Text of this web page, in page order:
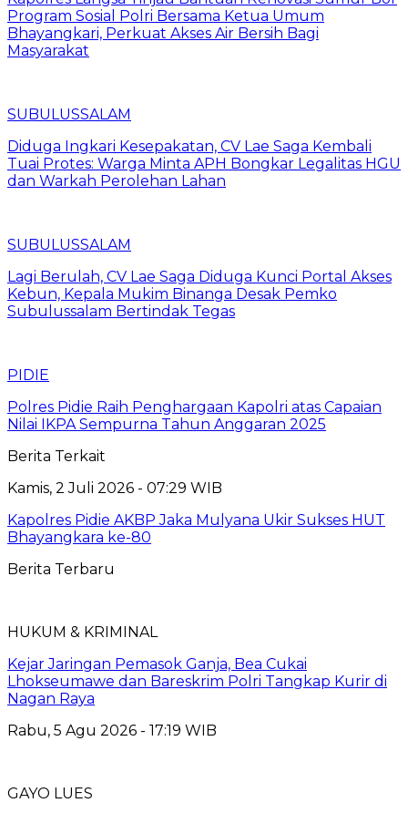
Program Sosial Polri Bersama Ketua Umum
Bhayangkari, Perkuat Akses Air Bersih Bagi
Masyarakat
SUBULUSSALAM
Diduga Ingkari Kesepakatan, CV Lae Saga Kembali
Tuai Protes: Warga Minta APH Bongkar Legalitas HGU
dan Warkah Perolehan Lahan
SUBULUSSALAM
Lagi Berulah, CV Lae Saga Diduga Kunci Portal Akses
Kebun, Kepala Mukim Binanga Desak Pemko
Subulussalam Bertindak Tegas
PIDIE
Polres Pidie Raih Penghargaan Kapolri atas Capaian
Nilai IKPA Sempurna Tahun Anggaran 2025
Berita Terkait
Kamis, 2 Juli 2026 - 07:29 WIB
Kapolres Pidie AKBP Jaka Mulyana Ukir Sukses HUT
Bhayangkara ke-80
Berita Terbaru
HUKUM & KRIMINAL
Kejar Jaringan Pemasok Ganja, Bea Cukai
Lhokseumawe dan Bareskrim Polri Tangkap Kurir di
Nagan Raya
Rabu, 5 Agu 2026 - 17:19 WIB
GAYO LUES